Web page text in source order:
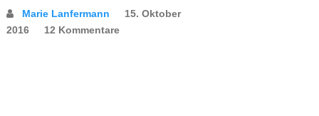
Marie Lanfermann
15. Oktober
2016
12 Kommentare